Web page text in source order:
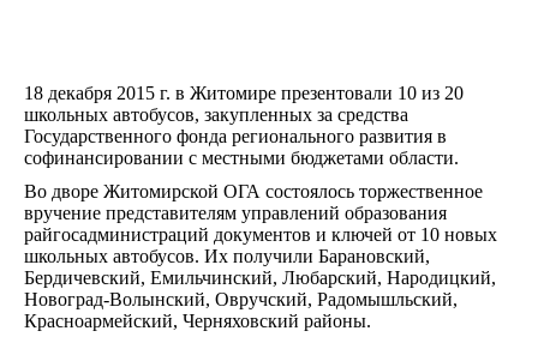
18 декабря 2015 г. в Житомире презентовали 10 из 20
школьных автобусов, закупленных за средства
Государственного фонда регионального развития в
софинансировании с местными бюджетами области.
Во дворе Житомирской ОГА состоялось торжественное
вручение представителям управлений образования
райгосадминистраций документов и ключей от 10 новых
школьных автобусов. Их получили Барановский,
Бердичевский, Емильчинский, Любарский, Народицкий,
Новоград-Волынский, Овручский, Радомышльский,
Красноармейский, Черняховский районы.